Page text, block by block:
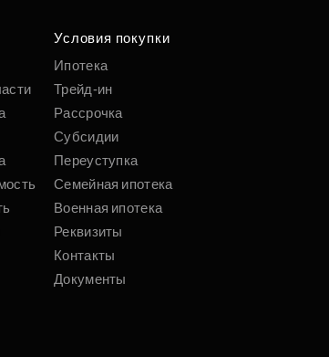
Условия покупки
Ипотека
Трейд-ин
Рассрочка
Субсидии
Переуступка
Семейная ипотека
Военная ипотека
Реквизиты
Контакты
Документы